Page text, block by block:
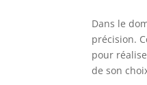
Dans le
précision.
pour
de son